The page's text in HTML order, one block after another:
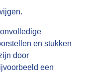
en stukken
door
een